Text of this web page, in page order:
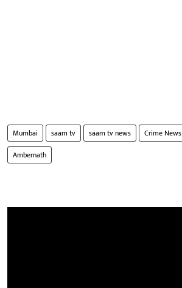
Mumbai saam tv saam tv news Crime News
Ambernath